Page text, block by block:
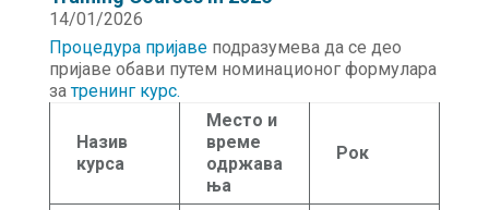
14/01/2026
Процедура пријавеподразумева да се део
пријаве обави путем номинационог формулара
затренинг курс.
Назив
курса
Место и
време
одржава
ња
Рок